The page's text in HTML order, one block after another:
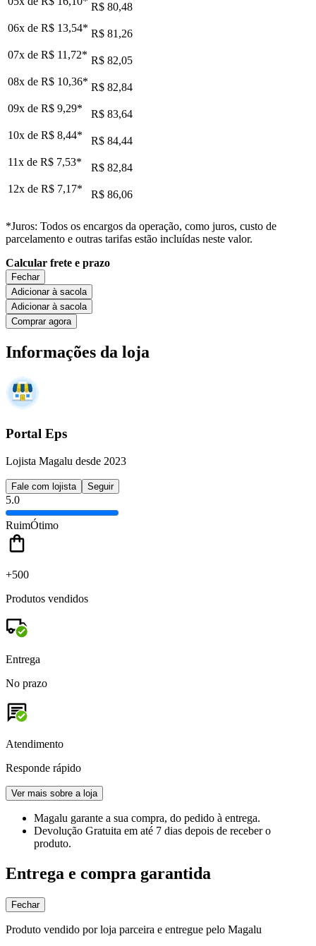
R$ 80,48
06x de R$ 13,54* R$ 81,26
07x de R$ 11,72* R$ 82,05
08x de R$ 10,36* R$ 82,84
09x de R$ 9,29*
R$ 83,64
10x de R$ 8,44*
R$ 84,44
11x de R$ 7,53*
R$ 82,84
12x de R$ 7,17* R$ 86,06
*Juros: Todos os encargos da operação, como juros, custo de
parcelamento e outras tarifas estão incluídas neste valor.
Calcular frete e prazo
Fechar
Adicionar à sacola
Adicionar à sacola
Comprar agora
Informações da loja
Portal Eps
Lojista Magalu desde 2023
Fale com lojista Seguir
5.0
RuimÓtimo
+500
Produtos vendidos
Entrega
No prazo
Atendimento
Responde rápido
Ver mais sobre a loja
Magalu garante a sua compra, do pedido à entrega.
Devolução Gratuita em até 7 dias depois de receber o
produto.
Entrega e compra garantida
Fechar
Produto vendido por loja parceira e entregue pelo Magalu